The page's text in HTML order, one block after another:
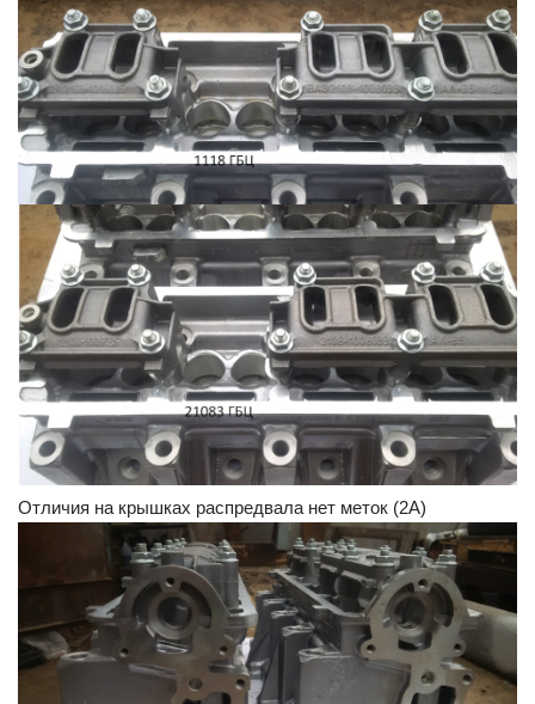
Отличия на крышках распредвала нет меток (2А)